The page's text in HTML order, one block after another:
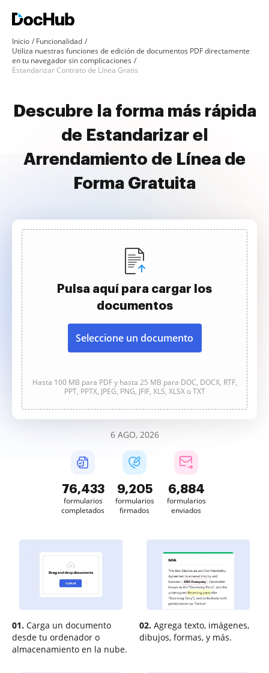
Inicio
Funcionalidad
Utiliza nuestras funciones de edición de documentos PDF directamente
en tu navegador sin complicaciones
Estandarizar Contrato de Línea Gratis
Descubre la forma más rápida
de Estandarizar el
Arrendamiento de Línea de
Forma Gratuita
Pulsa aquí para cargar los
documentos
Seleccione un documento
Hasta 100 MB para PDF y hasta 25 MB para DOC, DOCX, RTF,
PPT, PPTX, JPEG, PNG, JFIF, XLS, XLSX o TXT
6 AGO, 2026
76,433
formularios
completados
9,205
formularios
firmados
6,884
formularios
enviados
01. Carga un documento
desde tu ordenador o
almacenamiento en la nube.
02. Agrega texto, imágenes,
dibujos, formas, y más.